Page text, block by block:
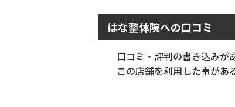
はな整体院への口コミ
口コミ・評判の書き込みがあ
この店舗を利用した事がある